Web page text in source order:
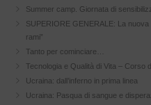
Summer camp. Giornata di
SUPERIORE GENERALE: La
rami”
Tanto per cominciare…
Tecnologia e Qualità di Vita – Corso
Ucraina: dall’inferno in prima linea
Ucraina: Pasqua di sangue e